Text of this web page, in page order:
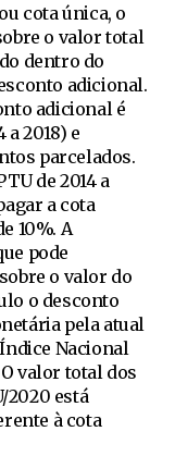
cota única, o
o valor total
dentro do
adicional.
adicional é
2018) e
parcelados.
de 2014 a
a cota
10%. A
pode
o valor do
o desconto
pela atual
Nacional
valor total dos
2020 está
à cota